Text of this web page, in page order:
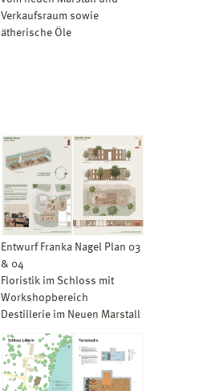
Verkaufsraum sowie
ätherische Öle
Entwurf Franka Nagel Plan 03
& 04
Floristik im Schloss mit
Workshopbereich
Destillerie im Neuen Marstall